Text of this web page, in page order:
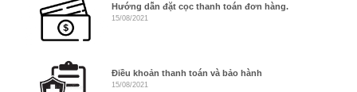
Hướng dẫn đặt cọc thanh toán đơn hàng.
15/08/2021
Điều khoản thanh toán và bảo hành
15/08/2021